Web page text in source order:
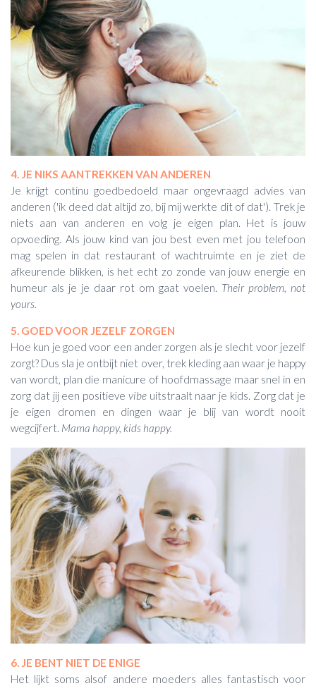
4. JE NIKS AANTREKKEN VAN ANDEREN
Je krijgt continu goedbedoeld maar ongevraagd advies van
anderen ('ik deed dat altijd zo, bij mij werkte dit of dat'). Trek je
niets aan van anderen en volg je eigen plan. Het is jouw
opvoeding. Als jouw kind van jou best even met jou telefoon
mag spelen in dat restaurant of wachtruimte en je ziet de
afkeurende blikken, is het echt zo zonde van jouw energie en
humeur als je je daar rot om gaat voelen. Their problem, not
yours.
5. GOED VOOR JEZELF ZORGEN
Hoe kun je goed voor een ander zorgen als je slecht voor jezelf
zorgt? Dus sla je ontbijt niet over, trek kleding aan waar je happy
van wordt, plan die manicure of hoofdmassage maar snel in en
zorg dat jij een positieve vibeuitstraalt naar je kids. Zorg dat je
je eigen dromen en dingen waar je blij van wordt nooit
wegcijfert. Mama happy, kids happy.
6. JE BENT NIET DE ENIGE
Het lijkt soms alsof andere moeders alles fantastisch voor